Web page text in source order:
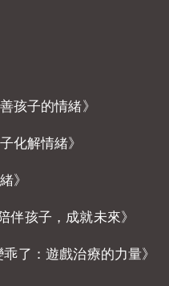
孩子的情緒》
化解情緒》
》
伴孩子，成就未來》
了：遊戲治療的力量》